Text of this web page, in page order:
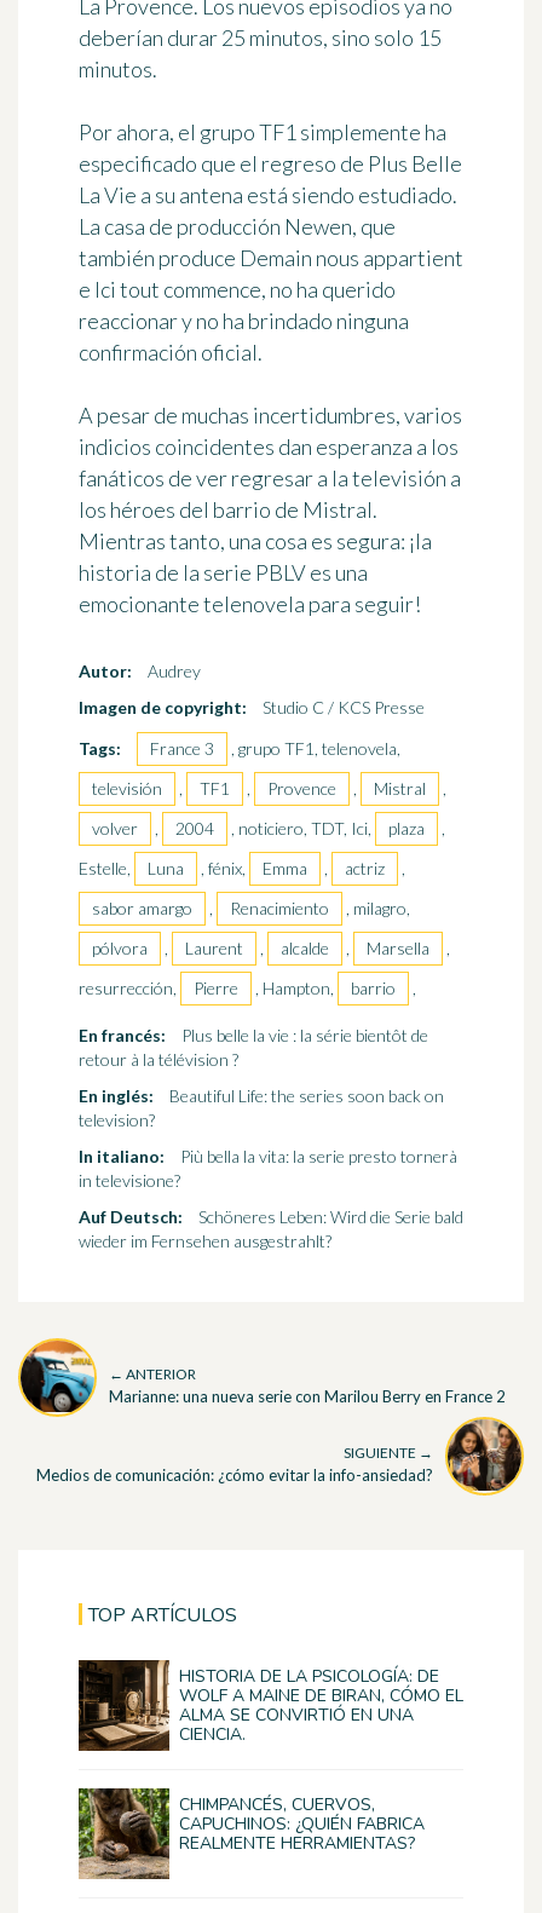
La Provence.
Los nuevos episodios ya no
deberían durar 25 minutos, sino solo 15
minutos.
Por ahora, el grupo TF1 simplemente ha
especificado que el regreso de Plus Belle
La Vie a su antena está siendo estudiado.
La casa de producción Newen, que
también produce Demain nous appartient
e Ici tout commence, no ha querido
reaccionar y no ha brindado ninguna
confirmación oficial.
A pesar de muchas incertidumbres, varios
indicios coincidentes dan esperanza a los
fanáticos de ver regresar a la televisión a
los héroes del barrio de Mistral.
Mientras tanto, una cosa es segura: ¡la
historia de la serie PBLV es una
emocionante telenovela para seguir!
Autor:
Audrey
Imagen de copyright:
Studio C / KCS Presse
Tags:
France 3
, grupo TF1, telenovela,
televisión
, TF1 , Provence , Mistral
,
volver
, 2004 , noticiero, TDT, Ici, plaza
,
Estelle,
Luna , fénix, Emma , actriz
,
sabor amargo
, Renacimiento
, milagro,
pólvora
, Laurent , alcalde , Marsella
,
resurrección,
Pierre , Hampton, barrio ,
En francés:
Plus belle la vie : la série bientôt de
retour à la télévision ?
En inglés:
Beautiful Life: the series soon back on
television?
In italiano:
Più bella la vita: la serie presto tornerà
in televisione?
Auf Deutsch:
Schöneres Leben: Wird die Serie bald
wieder im Fernsehen ausgestrahlt?
← ANTERIOR
Marianne: una nueva serie con Marilou Berry en France 2
SIGUIENTE →
Medios de comunicación: ¿cómo evitar la info-ansiedad?
TOP ARTÍCULOS
HISTORIA DE LA PSICOLOGÍA: DE
WOLF A MAINE DE BIRAN, CÓMO EL
ALMA SE CONVIRTIÓ EN UNA
CIENCIA.
CHIMPANCÉS, CUERVOS,
CAPUCHINOS: ¿QUIÉN FABRICA
REALMENTE HERRAMIENTAS?